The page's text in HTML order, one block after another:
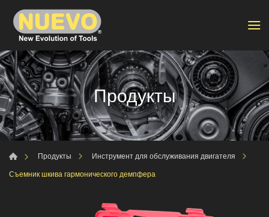
Продукты
Продукты
Инструмент для обслуживания двигателя
Съемник шкива гармонического демпфера